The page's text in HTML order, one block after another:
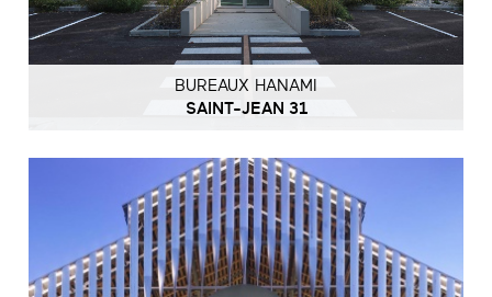
BUREAUX HANAMI
SAINT-JEAN 31